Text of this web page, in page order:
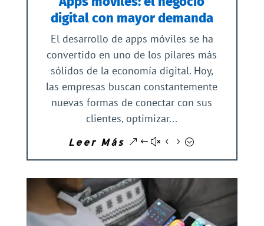
digital con mayor demanda
El desarrollo de apps móviles se ha
convertido en uno de los pilares más
sólidos de la economía digital. Hoy,
las empresas buscan constantemente
nuevas formas de conectar con sus
clientes, optimizar...
Leer Más